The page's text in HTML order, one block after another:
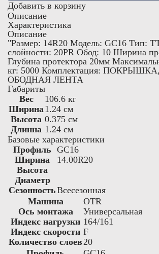
Добавить в корзину
Описание
Характеристика
Описание
"Размер: 14R20 Модель: GC16 Тип:
слойности: 20PR Обод: 10 Ширина
Глубина протектора 20мм
кг: 5000 Комплектация:
ОБОДНАЯ ЛЕНТА
Габариты
Вес
106.6 кг
Ширина1.24 см
Высота 0.375 см
Длинна 1.24 см
Базовые характеристики
Профиль GC16
Ширина
14.00R20
Высота
Диаметр
СезонностьВсесезонная
Машина
OTR
Ось монтажа
Универсальная
Индекс нагрузки 164/161
Индекс скорости F
Количество слоев20